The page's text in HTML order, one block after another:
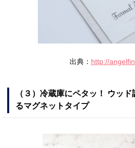
出典： http://
（３）冷蔵庫にペタッ！ ウッ
るマグネットタイプ